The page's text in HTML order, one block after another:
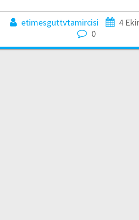
etimesguttvtamircisi
4
0